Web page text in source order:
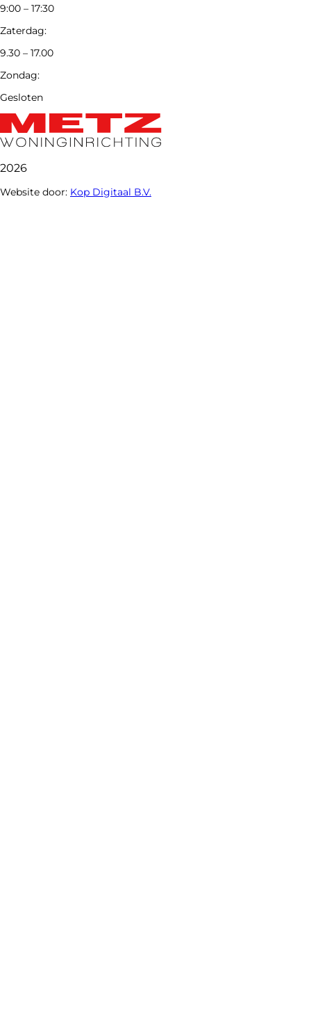
9:00 – 17:30
Zaterdag:
9.30 – 17.00
Zondag:
Gesloten
2026
Website door: Kop Digitaal B.V.